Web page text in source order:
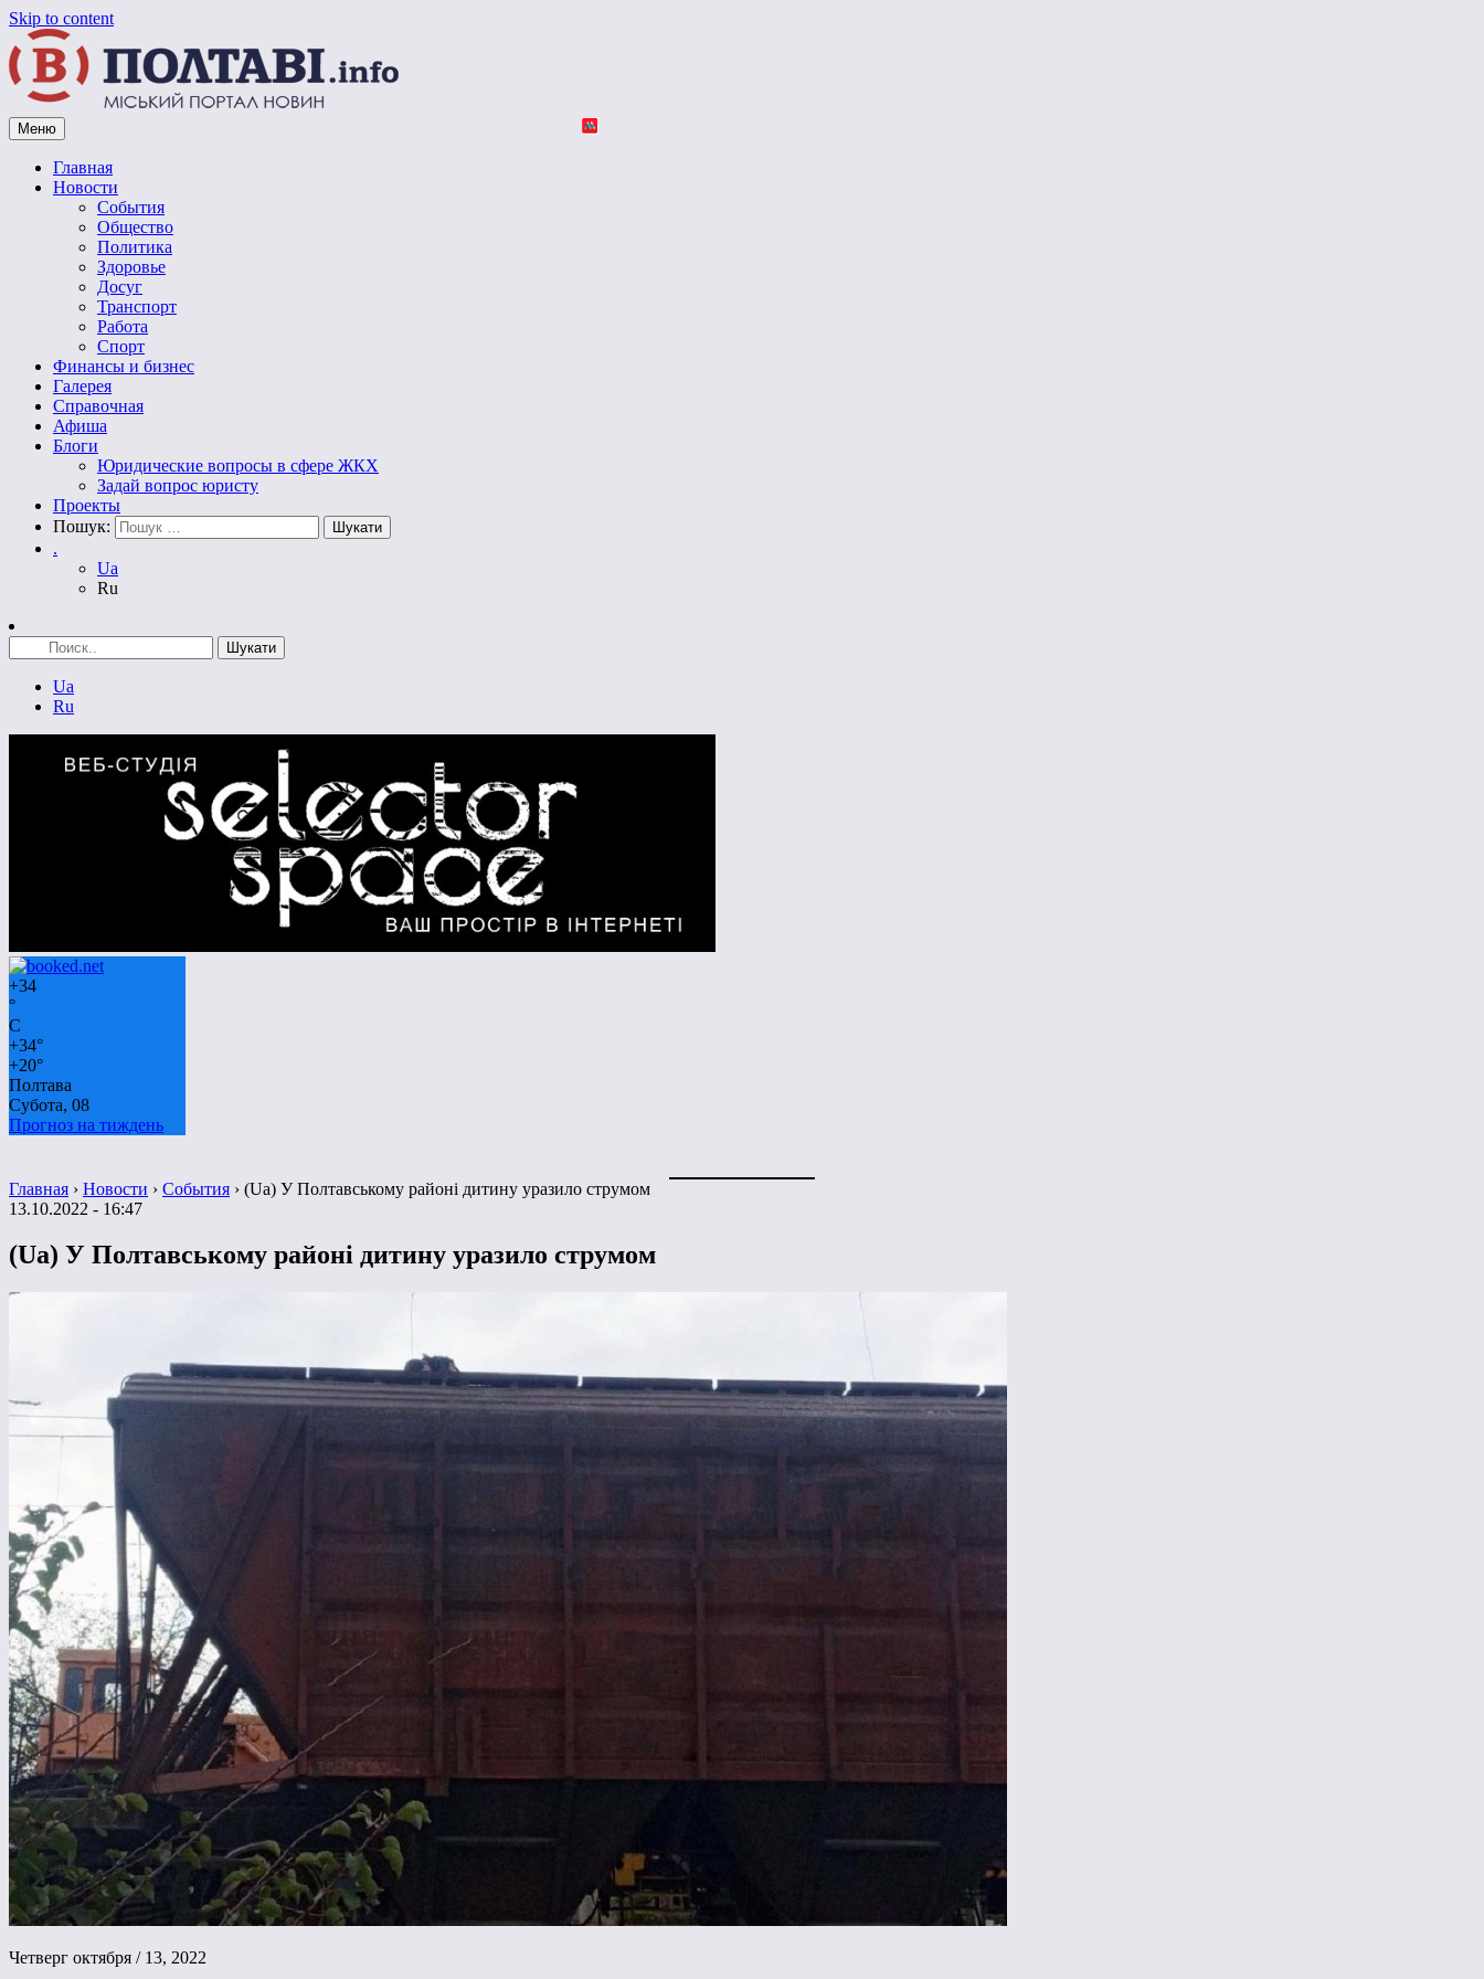
Skip to content
Vpoltave.info
Полтавский портал новостей
Меню
Главная
Новости
События
Общество
Политика
Здоровье
Досуг
Транспорт
Работа
Спорт
Финансы и бизнес
Галерея
Справочная
Афиша
Блоги
Юридические вопросы в сфере ЖКХ
Задай вопрос юристу
Проекты
Пошук:
.
Ua
Ru
Ua
Ru
+34
°
C
+34°
+20°
Полтава
Субота, 08
Прогноз на тиждень
Главная › Новости › События › (Ua) У Полтавському районі дитину уразило струмом
13.10.2022 - 16:47
(Ua) У Полтавському районі дитину уразило струмом
Четверг октября / 13, 2022